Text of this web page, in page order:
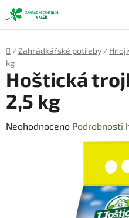
Přejít
na
obsah
Domů
/ Zahrádkářské potřeby /
kg
Hoštická
2,5 kg
Průměrné
Neohodnoceno Podrobnosti